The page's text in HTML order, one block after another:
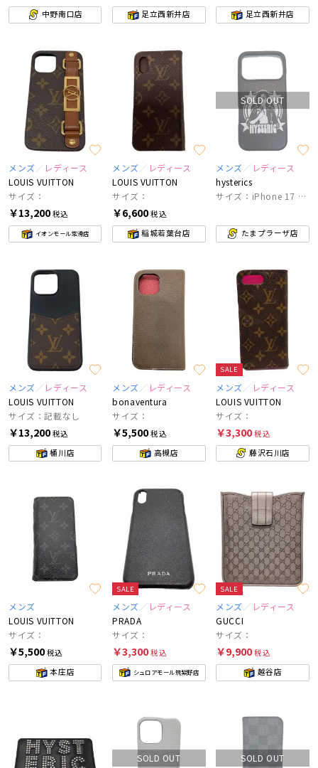
中野南口店 足立西新井店 足立西新井店
メンズ
レディース
LOUIS VUITTON
サイズ：
￥13,200税込
イオンモール常滑店
メンズ
レディース
LOUIS VUITTON
サイズ：
￥6,600税込
稲城若葉台店
SOLD OUT
メンズ
レディース
hysterics
サイズ：iPhone 17 pro
たまプラーザ店
メンズ
レディース
LOUIS VUITTON
サイズ：記載なし
￥13,200税込
桶川店
メンズ
レディース
bonaventura
サイズ：
￥5,500税込
高槻店
SALE
メンズ
レディース
LOUIS VUITTON
サイズ：
￥3,300税込
藤沢石川店
メンズ
LOUIS VUITTON
サイズ：
￥5,500税込
本庄店
SALE
メンズ
レディース
PRADA
サイズ：
￥3,300税込
シュロアモール筑紫野店
SALE
メンズ
レディース
GUCCI
サイズ：
￥9,900税込
越谷店
SOLD OUT SOLD OUT